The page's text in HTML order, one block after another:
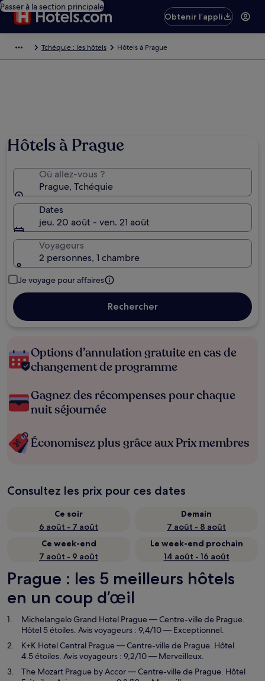
Passer à la section principale
Obtenir l’appli
Tchéquie : les hôtels Hôtels à Prague
Hôtels à Prague
Où allez-vous ?
Prague, Tchéquie
Dates
jeu. 20 août - ven. 21 août
Voyageurs
2 personnes, 1 chambre
Je voyage pour affaires
Rechercher
Options d’annulation gratuite en cas de
changement de programme
Gagnez des récompenses pour chaque
nuit séjournée
Économisez plus grâce aux Prix membres
Consultez les prix pour ces dates
Ce soir
6 août - 7 août
Demain
7 août - 8 août
Ce week-end
7 août - 9 août
Le week-end prochain
14 août - 16 août
Prague : les 5 meilleurs hôtels
en un coup d’œil
Michelangelo Grand Hotel Prague— Centre-ville de Prague.
Hôtel 5 étoiles. Avis voyageurs : 9,4/10 — Exceptionnel.
K+K Hotel Central Prague— Centre-ville de Prague. Hôtel
4.5 étoiles. Avis voyageurs : 9,2/10 — Merveilleux.
The Mozart Prague by Accor— Centre-ville de Prague. Hôtel